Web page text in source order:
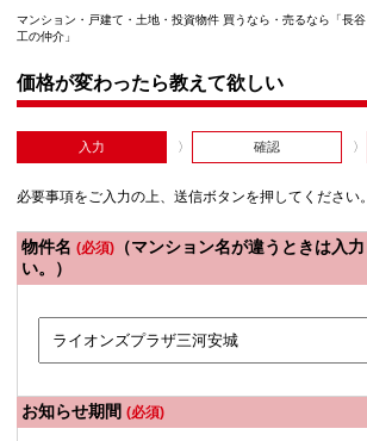
マンション・戸建て・土地・投資物件 買うなら・売るなら「長谷
工の仲介」
価格が変わったら教えて欲しい
入力 確認
必要事項をご入力の上、送信ボタンを押してください。
物件名 (必須) （マンション名が違うときは入
い。）
お知らせ期間 (必須)